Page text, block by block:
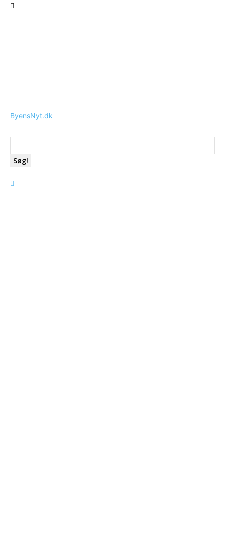
ByensNyt.dk
Søg!